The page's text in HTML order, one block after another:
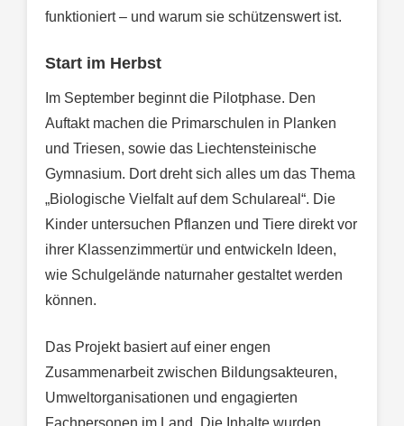
funktioniert – und warum sie schützenswert ist.
Start im Herbst
Im September beginnt die Pilotphase. Den
Auftakt machen die Primarschulen in Planken
und Triesen, sowie das Liechtensteinische
Gymnasium. Dort dreht sich alles um das Thema
„Biologische Vielfalt auf dem Schulareal“. Die
Kinder untersuchen Pflanzen und Tiere direkt vor
ihrer Klassenzimmertür und entwickeln Ideen,
wie Schulgelände naturnaher gestaltet werden
können.
Das Projekt basiert auf einer engen
Zusammenarbeit zwischen Bildungsakteuren,
Umweltorganisationen und engagierten
Fachpersonen im Land. Die Inhalte wurden